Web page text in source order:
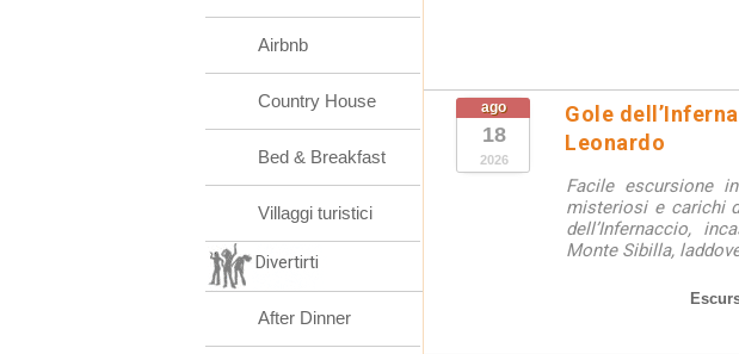
ago
18
2026
Gole
Leonardo
Facile escursione
misteriosi e carichi
dell’Infernaccio,
Monte Sibilla,
Airbnb
Country House
Bed & Breakfast
Villaggi turistici
Divertirti
After Dinner